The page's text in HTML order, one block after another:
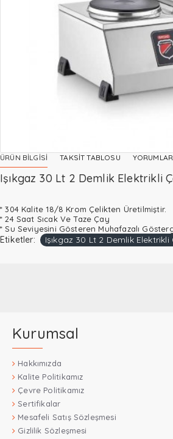
ÜRÜN BILGISI TAKSIT TABLOSU YORUMLAR
Işıkgaz 30 Lt 2 Demlik Elektrikli
* 304 Kalite 18/8 Krom Çelikten Üretilmiştir.
* 24 Saat Sıcak Ve Taze Çay
* Su Seviyesini Gösteren Muhafazalı
Etiketler: Işıkgaz 30 Lt 2 Demlik Elektrikli
Kurumsal
Hakkımızda
Kalite Politikamız
Çevre Politikamız
Sertifikalar
Mesafeli Satış Sözleşmesi
Gizlilik Sözleşmesi